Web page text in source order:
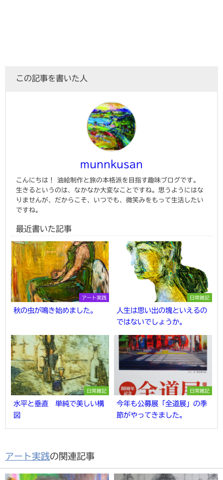
この記事を書いた人
munnkusan
こんにちは！ 油絵制作と旅の本格派を目指す趣味ブログです。
生きるというのは、なかなか大変なことですね。思うようにはな
りませんが、だからこそ、いつでも、微笑みをもって生活したい
ですね。
最近書いた記事
アート実践
秋の虫が鳴き始めました。
日常雑記
人生は思い出の塊といえるの
ではないでしょうか。
日常雑記
水平と垂直 単純で美しい構
図
日常雑記
今年も公募展「全道展」の季
節がやってきました。
アート実践の関連記事